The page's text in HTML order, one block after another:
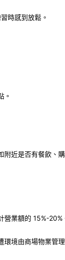
時感到放鬆。
。
附近是否有餐飲、
營業額的 15%-20%
境由商場物業管